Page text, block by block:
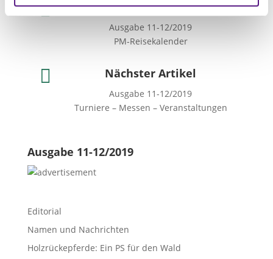
 Vorheriger Artikel
Ausgabe 11-12/2019
PM-Reisekalender
 Nächster Artikel
Ausgabe 11-12/2019
Turniere – Messen – Veranstaltungen
Ausgabe 11-12/2019
Editorial
Namen und Nachrichten
Holzrückepferde: Ein PS für den Wald